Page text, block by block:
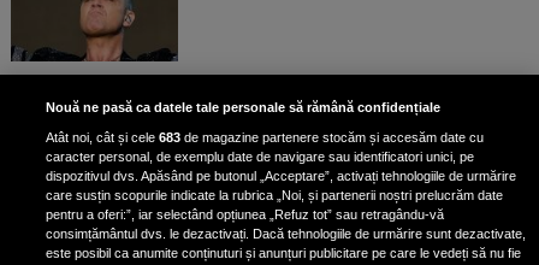
Bruce Dickinson, solistul trupei
Iron Maiden, şi-a arătat talentul
de scrimer la un concurs în Franţa
Nouă ne pasă ca datele tale personale să rămână confidențiale
Atât noi, cât și cele683 de magazine partenere stocăm și accesăm date cu
caracter personal, de exemplu date de navigare sau identificatori unici, pe
dispozitivul dvs. Apăsând pe butonul „Acceptare”, activați tehnologiile de urmărire
care susțin scopurile indicate la rubrica „Noi, și partenerii noștri prelucrăm date
pentru a oferi:”, iar selectând opțiunea „Refuz tot” sau retragându-vă
consimțământul dvs. le dezactivați. Dacă tehnologiile de urmărire sunt dezactivate,
este posibil ca anumite conținuturi și anunțuri publicitare pe care le vedeți să nu fie